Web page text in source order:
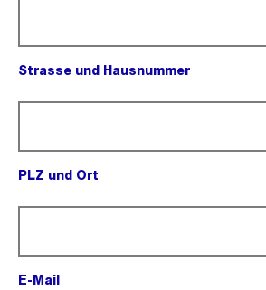
Strasse und Hausnummer
PLZ und Ort
E-Mail